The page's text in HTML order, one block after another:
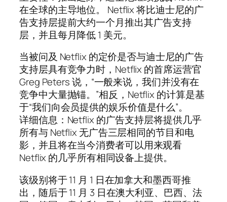
在全球的主导地位。 Netflix 将比迪士尼的广
告支持层提前大约一个月推出其广告支持
层，并且每月降低 1 美元。
当被问及 Netflix 的定价是否与迪士尼的广告
支持层具有竞争力时，Netflix 的首席运营官
Greg Peters 说，“一般来说，我们并没有在
竞争中大量抛锚。”相反，Netflix 的计算是基
于“我们向会员提供的娱乐价值是什么”。
详细信息：Netflix 的广告支持层将提供几乎
所有与 Netflix 无广告三层相同的节目和电
影，并且将在当今消费者可以用来观看
Netflix 的几乎所有相同设备上提供。
该级别将于 11 月 1 日在加拿大和墨西哥推
出，随后于 11 月 3 日在澳大利亚、巴西、法